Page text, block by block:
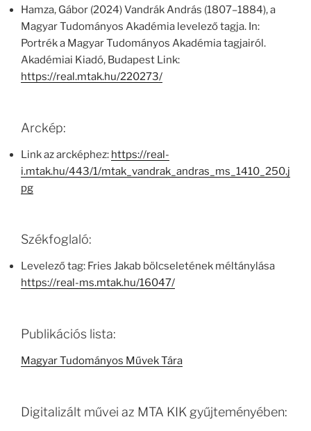
Hamza, Gábor (2024) Vandrák András (1807–1884), a
Magyar Tudományos Akadémia levelező tagja. In:
Portrék a Magyar Tudományos Akadémia tagjairól.
Akadémiai Kiadó, Budapest Link:
https://real.mtak.hu/220273/
Arckép:
Link az arcképhez: https://real-
i.mtak.hu/443/1/mtak_vandrak_andras_ms_1410_250.j
pg
Székfoglaló:
Levelező tag: Fries Jakab bölcseletének méltánylása
https://real-ms.mtak.hu/16047/
Publikációs lista:
Magyar Tudományos Művek Tára
Digitalizált művei az MTA KIK gyűjteményében: